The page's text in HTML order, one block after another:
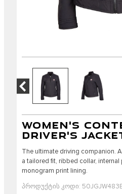
WOMEN'S
DRIVER'S
The ultimate driving companion.
a tailored fit, ribbed collar,
monogram print lining.
პროდუქტის კოდი: